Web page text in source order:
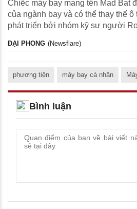
Chiếc máy bay mang tên Mad Bat
của ngành bay và có thể thay thế
phát triển bởi nhóm kỹ sư người
ĐẠI PHONG (Newsflare)
phương tiện máy bay cá nhân
Bình luận